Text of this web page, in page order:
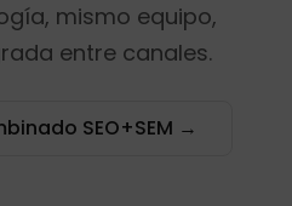
mismo equipo,
entre canales.
SEO+SEM →